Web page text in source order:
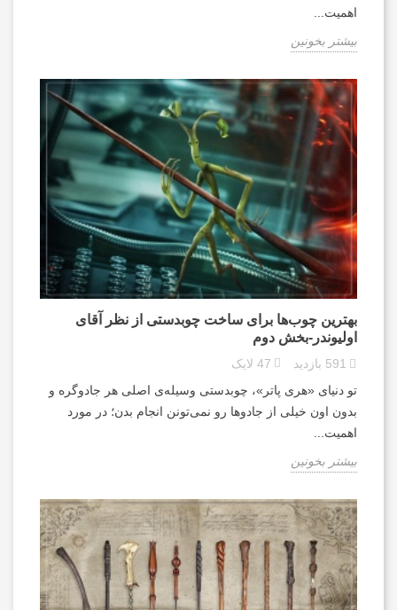
اهمیت...
بیشتر بخونین
بهترین چوب‌ها برای ساخت چوبدستی از نظر آقای
اولیوندر-بخش دوم
591 بازدید 47 لایک
تو دنیای «هری پاتر»، چوبدستی وسیله‌ی اصلی هر جادوگره و
بدون اون خیلی از جادوها رو نمی‌تونن انجام بدن؛ در مورد
اهمیت...
بیشتر بخونین